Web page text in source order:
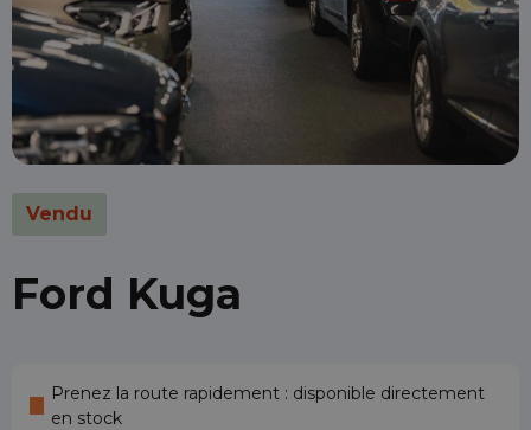
Vendu
Ford Kuga
Prenez la route rapidement : disponible directement
en stock